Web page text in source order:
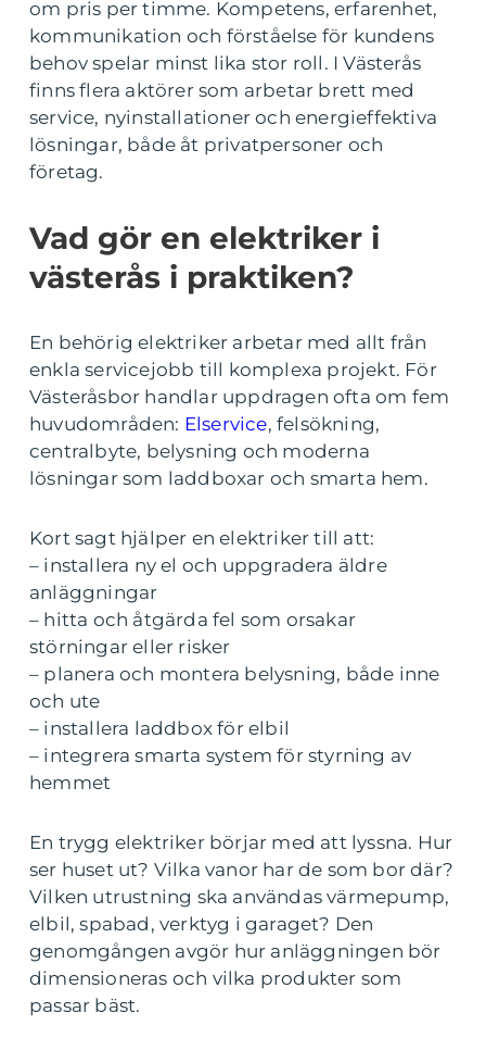
om pris per timme. Kompetens, erfarenhet,
kommunikation och förståelse för kundens
behov spelar minst lika stor roll. I Västerås
finns flera aktörer som arbetar brett med
service, nyinstallationer och energieffektiva
lösningar, både åt privatpersoner och
företag.
Vad gör en elektriker i
västerås i praktiken?
En behörig elektriker arbetar med allt från
enkla servicejobb till komplexa projekt. För
Västeråsbor handlar uppdragen ofta om fem
huvudområden: Elservice, felsökning,
centralbyte, belysning och moderna
lösningar som laddboxar och smarta hem.
Kort sagt hjälper en elektriker till att:
– installera ny el och uppgradera äldre
anläggningar
– hitta och åtgärda fel som orsakar
störningar eller risker
– planera och montera belysning, både inne
och ute
– installera laddbox för elbil
– integrera smarta system för styrning av
hemmet
En trygg elektriker börjar med att lyssna. Hur
ser huset ut? Vilka vanor har de som bor där?
Vilken utrustning ska användas värmepump,
elbil, spabad, verktyg i garaget? Den
genomgången avgör hur anläggningen bör
dimensioneras och vilka produkter som
passar bäst.